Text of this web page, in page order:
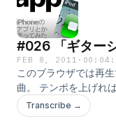
#026 「ギター
FEB 8, 2011 ·
このブラウザでは再
曲。 テンポを上げれ
ミュージック] [バー
ューで見る]
Transcribe →